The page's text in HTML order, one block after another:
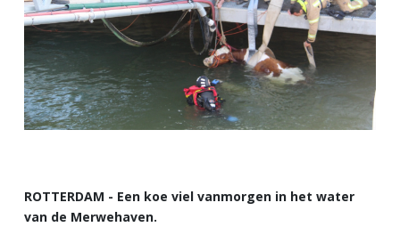
ROTTERDAM - Een koe viel vanmorgen in het water
van de Merwehaven.